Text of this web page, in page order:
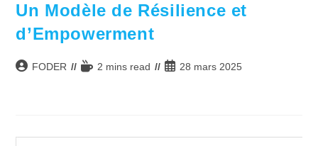
Un Modèle de Résilience et
d’Empowerment
Auteur/autrice
FODER
Temps2 mins read
Publication
28 mars 2025